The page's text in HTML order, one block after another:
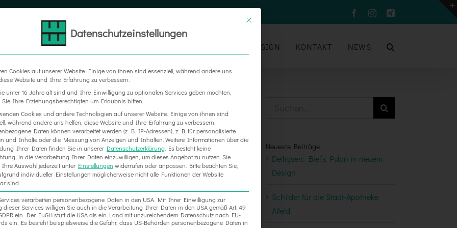
FacebookInstagram
Xing
MESSEBAU DESIGN KONTAKT NEWS
Neueste Beiträge
Delligsen: Biel’s Pylon in neuem
Design
Schilder für die Stadt-Apotheke
Alfeld
Datenschutzeinstellungen
Cookies auf unserer Website. Einige von ihnen sind essenziell, während andere uns
Website und Ihre Erfahrung zu verbessern.
unter 16 Jahre alt sind und Ihre Einwilligung zu optionalen Services geben möchten,
Sie Ihre Erziehungsberechtigten um Erlaubnis bitten.
Cookies und andere Technologien auf unserer Website. Einige von ihnen sind
während andere uns helfen, diese Website und Ihre Erfahrung zu verbessern.
Daten können verarbeitet werden (z. B. IP-Adressen), z. B. für personalisierte
und Inhalte oder die Messung von Anzeigen und Inhalten. Weitere Informationen über die
Ihrer Daten finden Sie in unserer Datenschutzerklärung Es besteht keine
in die Verarbeitung Ihrer Daten einzuwilligen, um dieses Angebot zu nutzen. Sie
Auswahl jederzeit unter Einstellungen widerrufen oder anpassen. Bitte beachten Sie,
individueller Einstellungen möglicherweise nicht alle Funktionen der Website
sind.
verarbeiten personenbezogene Daten in den USA. Mit Ihrer Einwilligung zur
dieser Services willigen Sie auch in die Verarbeitung Ihrer Daten in den USA gemäß Art. 49
ein. Der EuGH stuft die USA als ein Land mit unzureichendem Datenschutz nach EU-
ein. Es besteht beispielsweise die Gefahr, dass US-Behörden personenbezogene Daten in